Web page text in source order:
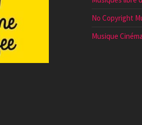
No Copyright
Musique